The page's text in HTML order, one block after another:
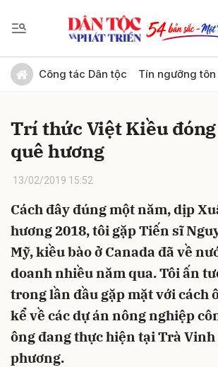
Công tác Dân tộc Tín ngưỡng
Trí thức Việt Kiều đóng
quê hương
13/02/2019 15:52
Cách đây đúng một năm, dịp
hương 2018, tôi gặp Tiến sĩ
Mỹ, kiều bào ở Canada đã về
doanh nhiều năm qua. Tôi ấn
trong lần đầu gặp mặt với cách
kể về các dự án nông nghiệp
ông đang thực hiện tại Trà Vinh
phương.
Gửi bình luận